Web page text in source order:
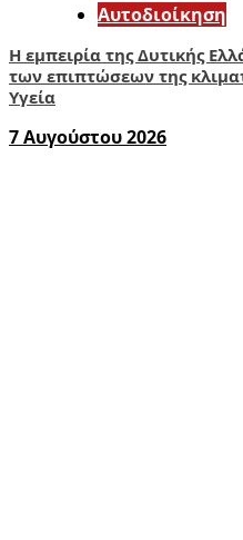
Αυτοδιοίκηση
Η εμπειρία της Δυτικής
των επιπτώσεων της
Υγεία
7 Αυγούστου 2026